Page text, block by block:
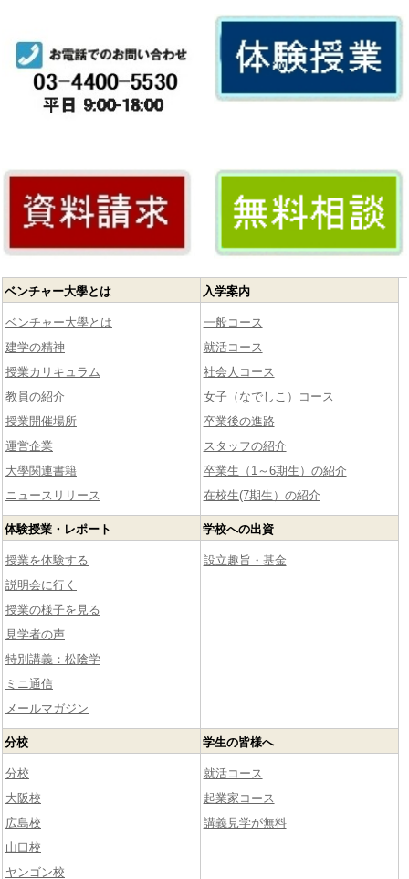
ベンチャー大學とは
ベンチャー大學とは
建学の精神
授業カリキュラム
教員の紹介
授業開催場所
運営企業
大學関連書籍
ニュースリリース
入学案内
一般コース
就活コース
社会人コース
女子（なでしこ）コース
卒業後の進路
スタッフの紹介
卒業生（1～6期生）の紹介
在校生(7期生）の紹介
体験授業・レポート
授業を体験する
説明会に行く
授業の様子を見る
見学者の声
特別講義：松陰学
ミニ通信
メールマガジン
学校への出資
設立趣旨・基金
分校
分校
大阪校
広島校
山口校
ヤンゴン校
学生の皆様へ
就活コース
起業家コース
講義見学が無料